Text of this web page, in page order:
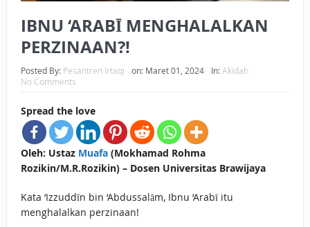
BAHASA CINTA KARENA ALLAH
HUKUM MEMBAYAR ZAKAT DENGAN CARA MENGANGSUR
IBNU ‘ARABĪ MENGHALALKAN
PERZINAAN?!
Posted By: Pesantren Irtaqi on: Maret 01, 2024 In:Akidah
No Comments
Spread the love
Oleh: Ustaz Muafa(Mokhamad Rohma
Rozikin/M.R.Rozikin) – Dosen Universitas Brawijaya
Kata ‘Izzuddīn bin ‘Abdussalām, Ibnu ‘Arabī itu
menghalalkan perzinaan!